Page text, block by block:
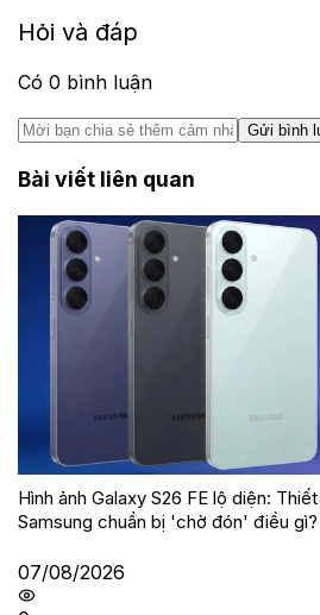
Hỏi và đáp
Có 0 bình luận
Gửi bình
Bài viết liên quan
Hình ảnh Galaxy S26 FE lộ diện:
Samsung chuẩn bị 'chờ đón' điều gì?
07/08/2026